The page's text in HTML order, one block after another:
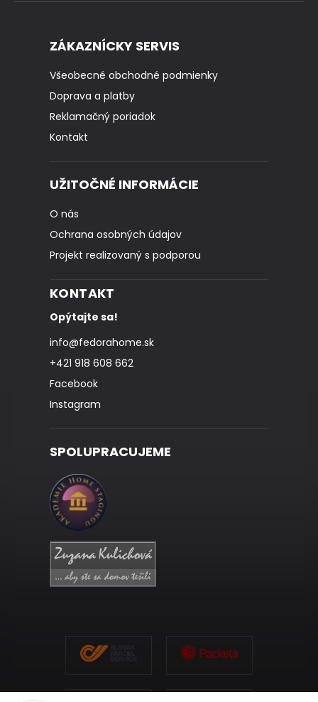
ZÁKAZNÍCKY SERVIS
Všeobecné obchodné podmienky
Doprava a platby
Reklamačný poriadok
Kontakt
UŽITOČNÉ INFORMÁCIE
O nás
Ochrana osobných údajov
Projekt realizovaný s podporou
KONTAKT
Opýtajte sa!
info@fedorahome.sk
+421 918 608 662
Facebook
Instagram
SPOLUPRACUJEME